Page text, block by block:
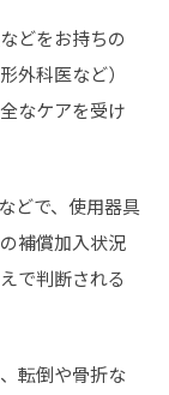
どをお持ちの
外科医など）
なケアを受け
どで、使用器具
補償加入状況
で判断される
転倒や骨折な